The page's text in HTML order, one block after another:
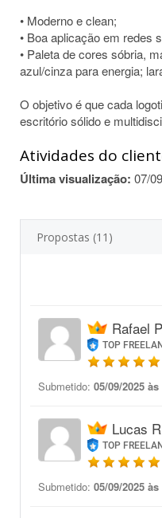
• Moderno e clean;
• Boa aplicação em redes
• Paleta de cores sóbria,
azul/cinza para energia;
O objetivo é que cada
escritório sólido e
Atividades do
Última visualização: 07/
Propostas (11)
Rafael
TOP
Submetido: 05/09/2025 às
Lucas
TOP
Submetido: 05/09/2025 às